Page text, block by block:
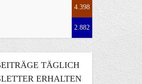
4.398
2.882
TÄGLICH
ERHALTEN